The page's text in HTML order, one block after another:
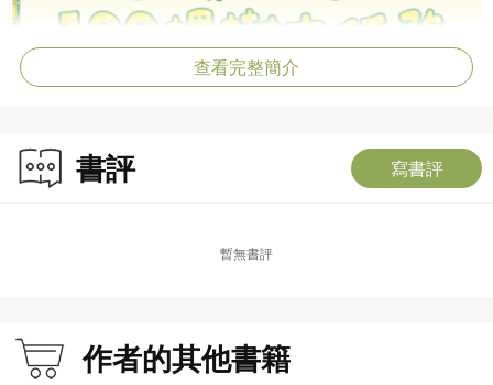
查看完整簡介
書評 寫書評
暫無書評
作者的其他書籍